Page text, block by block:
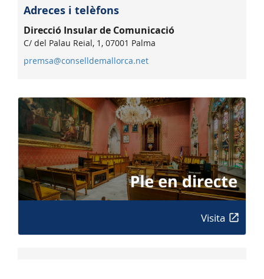
Adreces i telèfons
Direcció Insular de Comunicació
C/ del Palau Reial, 1, 07001 Palma
premsa@conselldemallorca.net
Visita